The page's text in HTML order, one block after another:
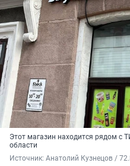
Этот магазин находится рядом с
области
Источник: Анатолий Кузнецов /